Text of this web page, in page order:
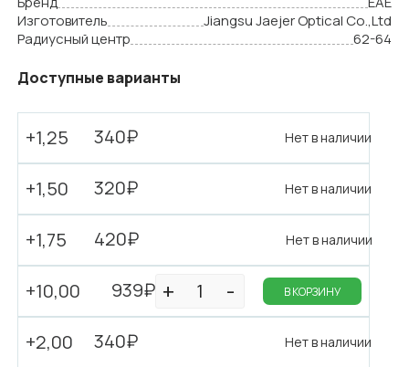
Изготовитель
Jiangsu Jaejer Optical Co.,Ltd
Радиусный центр
62-64
Доступные варианты
+1,25 340₽ Нет в наличии
+1,50 320₽ Нет в наличии
+1,75 420₽ Нет в наличии
+10,00 939₽ В КОРЗИНУ
+2,00 340₽ Нет в наличии